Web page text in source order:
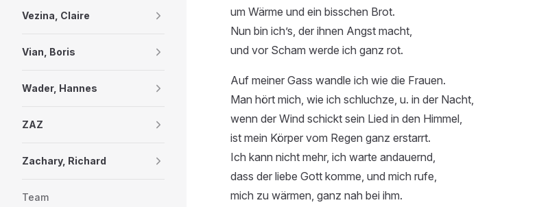
Vezina, Claire
Vian, Boris
Wader, Hannes
ZAZ
Zachary, Richard
Team
um Wärme und ein bisschen Brot.
Nun bin ich’s, der ihnen Angst macht,
und vor Scham werde ich ganz rot.
Auf meiner Gass wandle ich wie die Frauen.
Man hört mich, wie ich schluchze, u. in der Nacht,
wenn der Wind schickt sein Lied in den Himmel,
ist mein Körper vom Regen ganz erstarrt.
Ich kann nicht mehr, ich warte andauernd,
dass der liebe Gott komme, und mich rufe,
mich zu wärmen, ganz nah bei ihm.